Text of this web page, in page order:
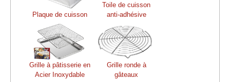
Plaque de cuisson
Toile de cuisson
anti-adhésive
Grille à pâtisserie en
Acier Inoxydable
Grille ronde à
gâteaux